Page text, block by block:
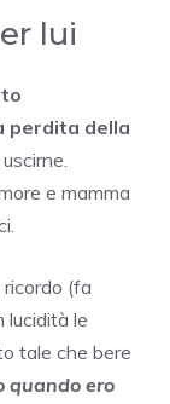
lui
perdita della
e mamma
(fa
lucidità le
tale che bere
quando ero